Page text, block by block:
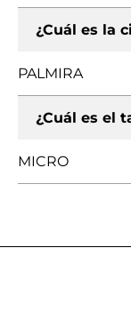
¿Cuál es la
PALMIRA
¿Cuál es el
MICRO